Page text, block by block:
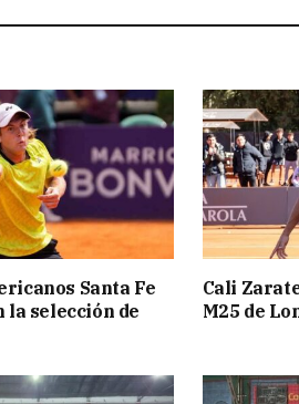
Santa Fe
la selección de
Cali
M25 de